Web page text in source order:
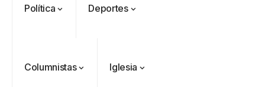
Política Deportes
Columnistas Iglesia